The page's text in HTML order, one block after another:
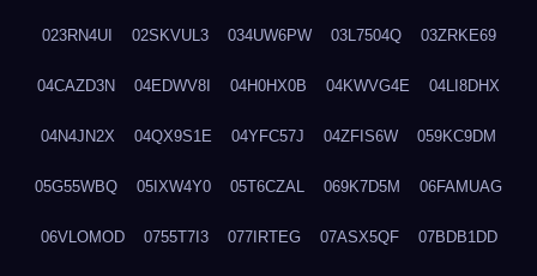
023RN4UI 02SKVUL3 034UW6PW 03L7504Q 03ZRKE69
04CAZD3N 04EDWV8I 04H0HX0B 04KWVG4E 04LI8DHX
04N4JN2X 04QX9S1E 04YFC57J 04ZFIS6W 059KC9DM
05G55WBQ 05IXW4Y0 05T6CZAL 069K7D5M 06FAMUAG
06VLOMOD 0755T7I3 077IRTEG 07ASX5QF 07BDB1DD